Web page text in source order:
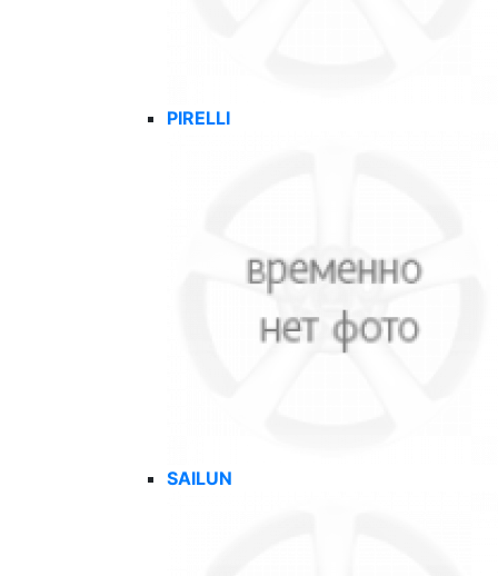
PIRELLI
SAILUN